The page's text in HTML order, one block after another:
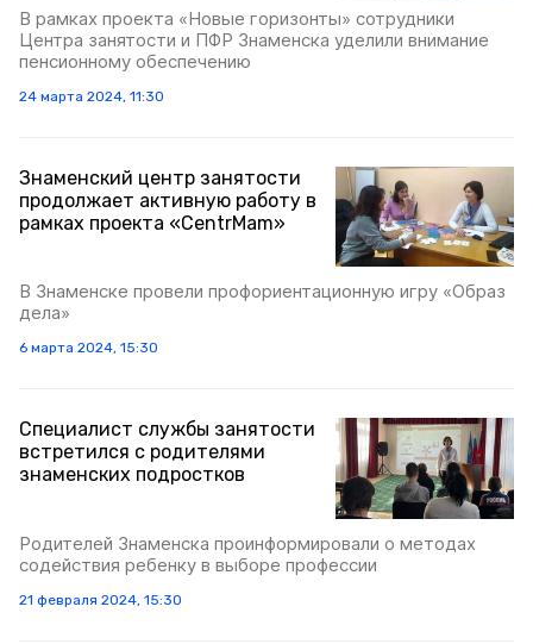
В рамках проекта «Новые горизонты» сотрудники
Центра занятости и ПФР Знаменска уделили внимание
пенсионному обеспечению
24 марта 2024, 11:30
Знаменский центр занятости
продолжает активную работу в
рамках проекта «CentrMam»
В Знаменске провели профориентационную игру «Образ
дела»
6 марта 2024, 15:30
Специалист службы занятости
встретился с родителями
знаменских подростков
Родителей Знаменска проинформировали о методах
содействия ребенку в выборе профессии
21 февраля 2024, 15:30